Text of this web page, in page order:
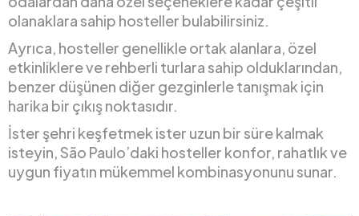
olanaklara sahip hosteller bulabilirsiniz.
Ayrıca, hosteller genellikle ortak alanlara, özel
etkinliklere ve rehberli turlara sahip olduklarından,
benzer düşünen diğer gezginlerle tanışmak için
harika bir çıkış noktasıdır.
İster şehri keşfetmek ister uzun bir süre kalmak
isteyin, São Paulo’daki hosteller konfor, rahatlık ve
uygun fiyatın mükemmel kombinasyonunu sunar.